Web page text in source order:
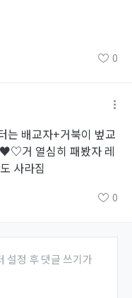
0
는 배교자+거북이 벞교
거 열심히 패봤자 레
사라짐
0
설정 후 댓글 쓰기가